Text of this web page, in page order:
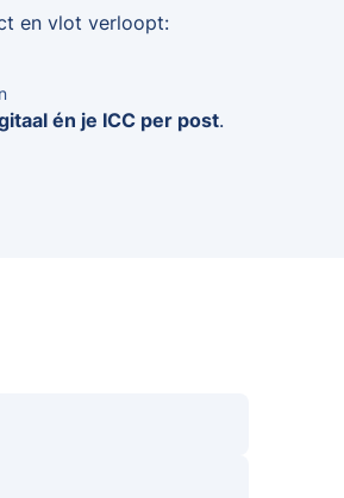
en vlot verloopt:
én je ICC per post.